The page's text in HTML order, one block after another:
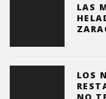
LAS
LOS
NO